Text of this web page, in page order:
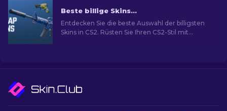
Beste billige Skins in CS2 [2026]
Entdecken Sie die beste Auswahl der billigsten
Skins in CS2. Rüsten Sie Ihren CS2-Stil mit